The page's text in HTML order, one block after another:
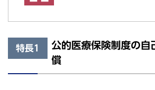
特長1
公的医療保険制度の自
償